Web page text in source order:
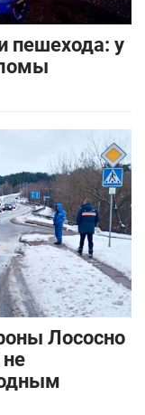
пешехода: у
Лососно